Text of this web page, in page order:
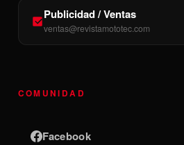
Publicidad / Ventas
ventas@revistamototec.com
COMUNIDAD
Facebook